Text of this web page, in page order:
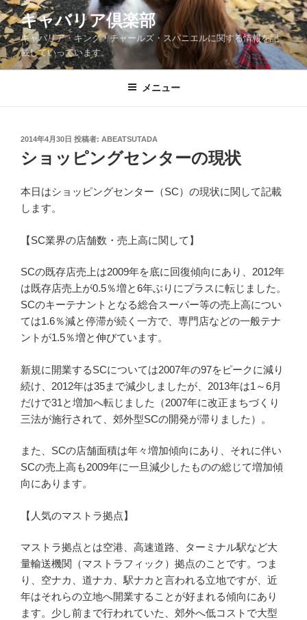
コ
ン
テ
ン
ツ
キャバリア倶楽部
キャバリア・キング・チャールズ・スパニエルに関する情報を記
載していっています。
メニュー
投
稿
日:
2014年4月30日 投稿者: ABEATSUTADA
ショッピングセンターの現状
本日はショッピングセンター（SC）の現状に関して記載
します。
【SC業界の店舗数・売上高に関して】
SCの既存店売上は2009年を底に回復傾向にあり、2012年
は既存店売上が0.5％増と6年ぶりにプラスに転じました。
SCのキーテナントとなる総合スーパー等の売上高につい
ては1.6％減と停滞が続く一方で、専門店などの一般テナ
ントが1.5％増と伸びています。
新規に開業するSCについては2007年の97をピークに減り
続け、2012年は35まで減少しましたが、2013年は1～6月
だけで31と増加へ転じました（2007年に改正まちづくり
三法が施行されて、郊外型SCの開発が滞りました）。
また、SCの店舗面積は年々増加傾向にあり、それに伴い
SCの売上高も2009年に一旦減少したものの総じて増加傾
向にあります。
【人気のマストラ拠点】
マストラ拠点とは空港、高速道路、ターミナル駅など大
量輸送機関（マストラフィック）拠点のことです。つま
り、空ナカ、道ナカ、駅ナカと言われる立地ですが、近
年はそれらの立地へ開業することが好まれる傾向にあり
ます。少し前まで行われていた、郊外へ低コストで大型